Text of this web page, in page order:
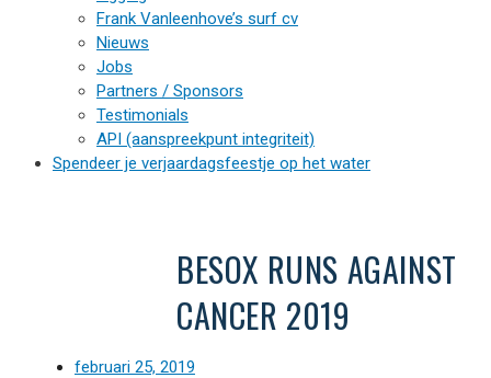
Frank Vanleenhove’s surf cv
Nieuws
Jobs
Partners / Sponsors
Testimonials
API (aanspreekpunt integriteit)
Spendeer je verjaardagsfeestje op het water
BESOX RUNS AGAINST
CANCER 2019
februari 25, 2019